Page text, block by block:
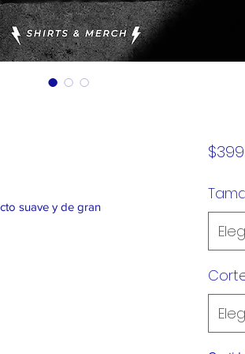
suave y de gran